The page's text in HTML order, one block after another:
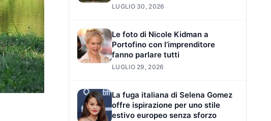
LUGLIO 30, 2026
Le foto di Nicole Kidman a
Portofino con l’imprenditore
fanno parlare tutti
LUGLIO 29, 2026
La fuga italiana di Selena Gomez
offre ispirazione per uno stile
estivo europeo senza sforzo